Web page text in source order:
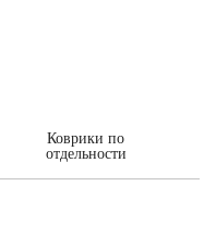
Коврики по
отдельности